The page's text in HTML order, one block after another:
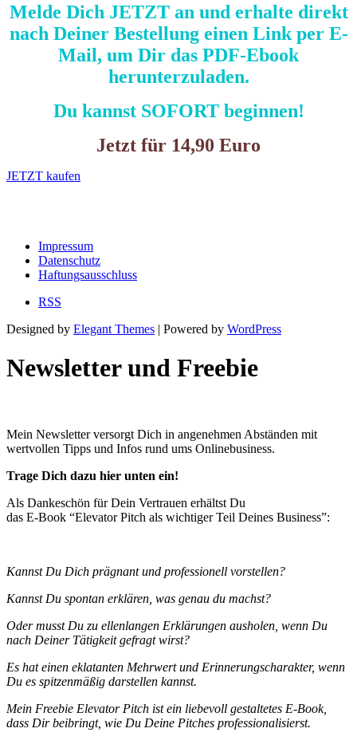
Melde Dich JETZT an und erhalte direkt
nach Deiner Bestellung einen Link per E-
Mail, um Dir das PDF-Ebook
herunterzuladen.
Du kannst SOFORT beginnen!
Jetzt für 14,90 Euro
JETZT kaufen
Impressum
Datenschutz
Haftungsausschluss
RSS
Designed by Elegant Themes | Powered by WordPress
Newsletter und Freebie
Mein Newsletter versorgt Dich in angenehmen Abständen mit
wertvollen Tipps und Infos rund ums Onlinebusiness.
Trage Dich dazu hier unten ein!
Als Dankeschön für Dein Vertrauen erhältst Du
das E-Book “Elevator Pitch als wichtiger Teil Deines Business”:
Kannst Du Dich prägnant und professionell vorstellen?
Kannst Du spontan erklären, was genau du machst?
Oder musst Du zu ellenlangen Erklärungen ausholen, wenn Du
nach Deiner Tätigkeit gefragt wirst?
Es hat einen eklatanten Mehrwert und Erinnerungscharakter, wenn
Du es spitzenmäßig darstellen kannst.
Mein Freebie Elevator Pitch ist ein liebevoll gestaltetes E-Book,
dass Dir beibringt, wie Du Deine Pitches professionalisierst.